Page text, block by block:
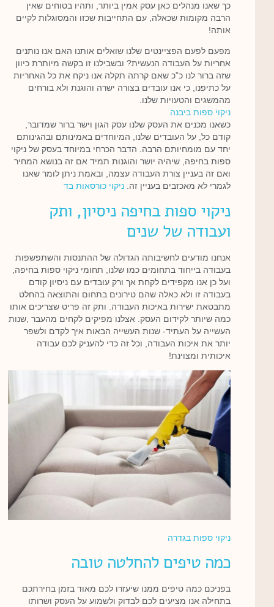
כך שאנו מנהלים כאן עסק אמין ביותר, ותהיו בטוחים שאין
הרבה מקומות שכאלה, עם התחייבות שכזו והמסוגלות לקיים
אותה!
מפעם לפעם הפציינטים שלנו שואלים אותנו האם אנו נותנים
אחריות על העבודה הנעשית? ובשבילנו זו בקשה מיותרת כיוון
שזה ברור לנו כ”כ שאם קרתה תקלה אנו ניקח את כל האחריות
על כתיפנו, כי אנו עובדים בצורה ישרה והוגנת ולא בורחים
מהמשגים והטעויות שלנו.
ניקוי ספות ביבנה
כשאנו מכנים את העסק שלנו עסק הגון וישר ברור שמדובר,
קודם כל, על העובדים שלנו, המיוחדים באמינותם ובהגינותם
יחד עם מומחיותם הרבה. הדבר הכרחי במיוחד בעסק של ניקוי
ספות בחיפה, שיהיה יושר והוגנות תמיד אם זה בנושא המחיר
ואם זה בעניין צורת העבודה עצמה, ובאמת ניתן לומר שאנו
לגמרי לא מאכזבים בעניין זה. ניקוי כורסאות בד
ניקוי ספות בחיפה ניסיון, ותק
ועבודה של שנים
אנחנו מודעים לחשיבותה הגדולה של ההתנסות והשתפשפות
בעבודה בייחוד בתחומים כמו שלנו, תחומי ניקוי ספות בחיפה,
ועל כן אנו מקפידים לקחת אך ורק עובדים עם ניסיון קודם
בעבודה זו ולא כאלה שהם טירונים בתחום והתוצאה בהחלט
מתבטאת ישירות באיכות העבודה. ותק זה פריט שצריכים אותו
כמה שיותר לקידום העסק. אצלנו מפיקים לקחים מהעבר ,שנות
העשייה על העתיד- שנות העשייה הבאות איך לקדם ולשפר
יותר את איכות העבודה, וכל זה כדי להעניק לכם עבודה
איכותית ומצוינת!
ניקוי ספות בגדרה
כמה טיפים להחלטה טובה
בפניכם כמה טיפים ממנו שיעזרו לכם מאוד בזמן בחירתכם
בתחילה אנו מציעים לכם לבדוק ולשמוע על העסק ושרותו